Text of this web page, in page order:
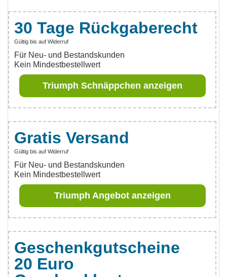
30 Tage Rückgaberecht
Gültig bis auf Widerruf
Für Neu- und Bestandskunden
Kein Mindestbestellwert
Triumph Schnäppchen anzeigen
Gratis Versand
Gültig bis auf Widerruf
Für Neu- und Bestandskunden
Kein Mindestbestellwert
Triumph Angebot anzeigen
Geschenkgutscheine
20 Euro